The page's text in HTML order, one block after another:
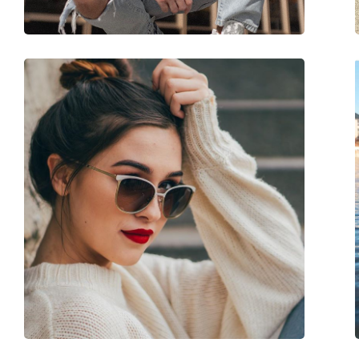
Accesorii
Suport:
Da
Lavetă pentru curățat:
Da
Altele
Sex:
Categorie:
Ochelari de soare
Brand:
David Beckham
Utilizare:
Modă
Cod:
DB 1006/S 086 QT